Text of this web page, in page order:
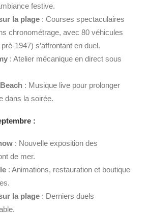
festive.
la plage : Courses spectaculaires
chronométrage, avec 80 véhicules
1947) s’affrontant en duel.
: Atelier mécanique en direct sous
: Musique live pour prolonger
dans la soirée.
:
: Nouvelle exposition des
de mer.
: Animations, restauration et boutique
la plage : Derniers duels